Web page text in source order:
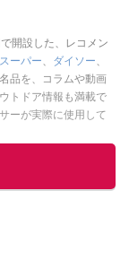
開設した、レコメン
ーパー、 ダイソー、
品を、コラムや動画
トドア情報も満載で
ーが実際に使用して